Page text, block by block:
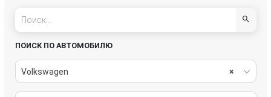
ПОИСК ПО АВТОМОБИЛЮ
×
Volkswagen